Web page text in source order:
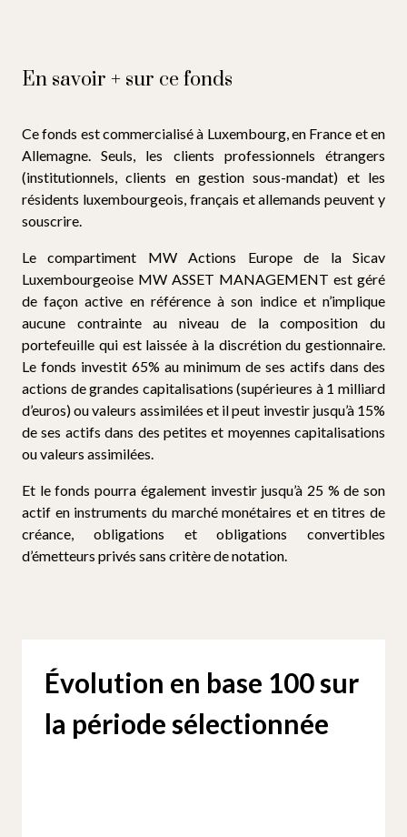
En savoir + sur ce fonds
Ce fonds est commercialisé à Luxembourg, en France et en
Allemagne. Seuls, les clients professionnels étrangers
(institutionnels, clients en gestion sous-mandat) et les
résidents luxembourgeois, français et allemands peuvent y
souscrire.
Le compartiment MW Actions Europe de la Sicav
Luxembourgeoise MW ASSET MANAGEMENT est géré
de façon active en référence à son indice et n’implique
aucune contrainte au niveau de la composition du
portefeuille qui est laissée à la discrétion du gestionnaire.
Le fonds investit 65% au minimum de ses actifs dans des
actions de grandes capitalisations (supérieures à 1 milliard
d’euros) ou valeurs assimilées et il peut investir jusqu’à 15%
de ses actifs dans des petites et moyennes capitalisations
ou valeurs assimilées.
Et le fonds pourra également investir jusqu’à 25 % de son
actif en instruments du marché monétaires et en titres de
créance, obligations et obligations convertibles
d’émetteurs privés sans critère de notation.
Évolution en base 100 sur
la période sélectionnée